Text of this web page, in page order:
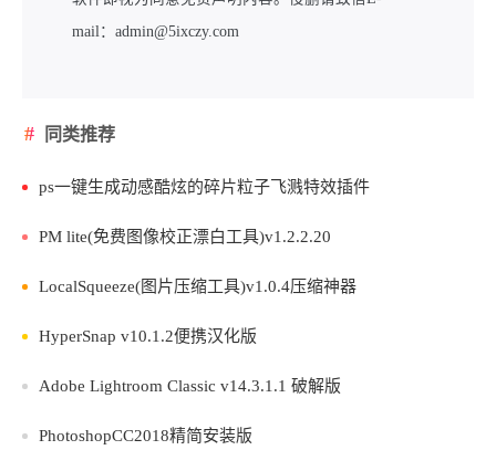
mail：admin@5ixczy.com
同类推荐
ps一键生成动感酷炫的碎片粒子飞溅特效插件
PM lite(免费图像校正漂白工具)v1.2.2.20
LocalSqueeze(图片压缩工具)v1.0.4压缩神器
HyperSnap v10.1.2便携汉化版
Adobe Lightroom Classic v14.3.1.1 破解版
PhotoshopCC2018精简安装版